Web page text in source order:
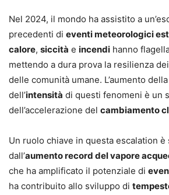
Nel 2024, il mondo ha assistito a
precedenti di eventi meteorologici
calore, siccità e incendi hanno
mettendo a dura prova la resilienza
delle comunità umane. L’aumento della
dell’intensità di questi fenomeni è un
dell’accelerazione del cambiamento
Un ruolo chiave in questa escalation è
dall’aumento record del vapore
che ha amplificato il potenziale di
ha contribuito allo sviluppo di